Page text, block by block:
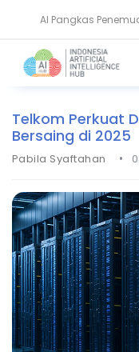
AI Pangkas
NVIDIA Bentuk Aliansi AI
Telkom Perkuat
Bersaing di 2025
Pabila Syaftahan •